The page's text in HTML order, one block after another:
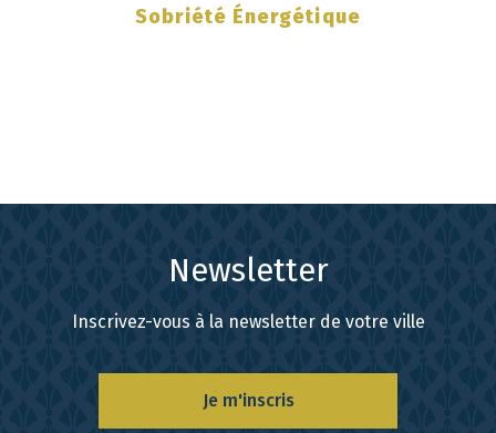
Sobriété Énergétique
Newsletter
Inscrivez-vous à la newsletter de votre ville
Je m'inscris